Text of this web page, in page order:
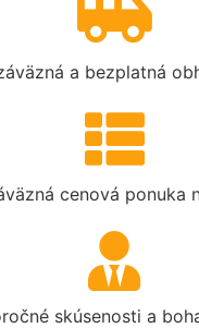
a bezplatná
cenová ponuka
skúsenosti a